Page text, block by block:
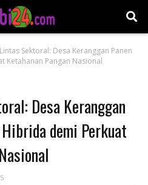
Sektoral: Desa Keranggan Panen
Ketahanan Pangan Nasional
Desa Keranggan
Hibrida demi Perkuat